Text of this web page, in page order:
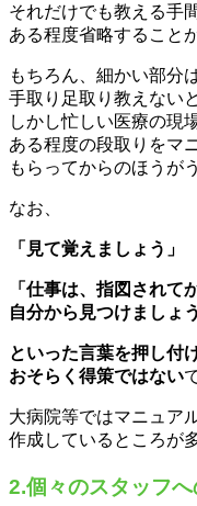
それだけでも教える手
ある程度省略すること
もちろん、細かい部分
手取り足取り教えない
しかし忙しい医療の現
ある程度の段取りをマ
もらってからのほうが
なお、
「見て覚えましょう」
「仕事は、指図されて
自分から見つけましょう
といった言葉を押し付
おそらく得策ではない
大病院等ではマニュア
作成しているところが
2.個々のスタッフ